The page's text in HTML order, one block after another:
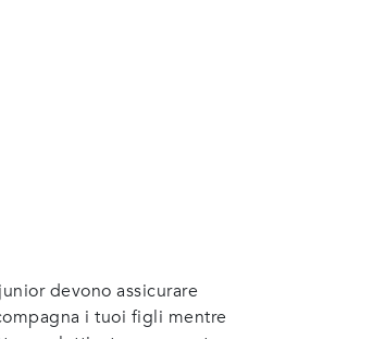
devono assicurare
i tuoi figli mentre